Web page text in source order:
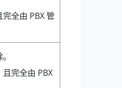
全由 PBX 管
完全由 PBX